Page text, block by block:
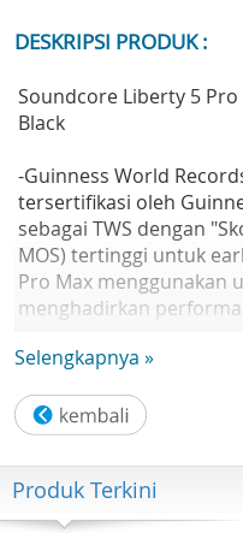
DESKRIPSI PRODUK :
Soundcore Liberty 5
Black
-Guinness World
tersertifikasi oleh
sebagai TWS dengan
MOS) tertinggi untuk
Pro Max menggunakan
menghadirkan
charging case ini dapat
wawancara di sekitar
mentranskripsikannya
berisi poin-poin penting
items). Fitur ini hanya
Selengkapnya »
Produk Terkini